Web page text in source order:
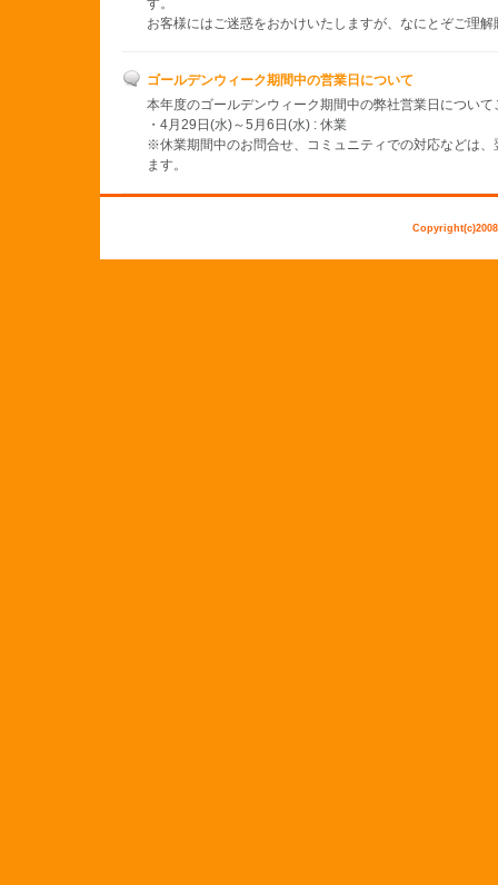
す。
お客様にはご迷惑をおかけいたしますが、なにとぞご理
ゴールデンウィーク期間中の営業日について
本年度のゴールデンウィーク期間中の弊社営業日につい
・4月29日(水)～5月6日(水) : 休業
※休業期間中のお問合せ、コミュニティでの対応などは
ます。